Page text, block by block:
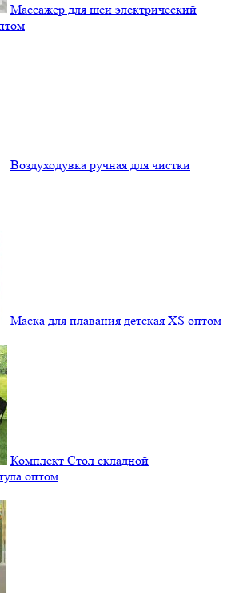
Массажер для шеи электрический
Воздуходувка ручная для чистки
Маска для плавания детская XS оптом
Комплект Стол складной
оптом